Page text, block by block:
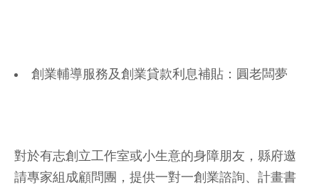
創業輔導服務及創業貸款利息補貼：圓老闆夢
對於有志創立工作室或小生意的身障朋友，縣府邀
請專家組成顧問團，提供一對一創業諮詢、計畫書